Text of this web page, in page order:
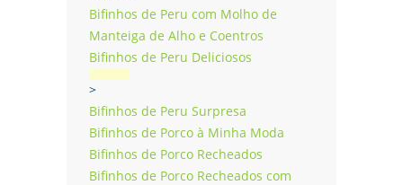
Bifinhos de Peru com Molho de
Manteiga de Alho e Coentros
Bifinhos de Peru Deliciosos
>
Bifinhos de Peru Surpresa
Bifinhos de Porco à Minha Moda
Bifinhos de Porco Recheados
Bifinhos de Porco Recheados com